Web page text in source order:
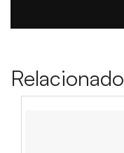
Relacionado